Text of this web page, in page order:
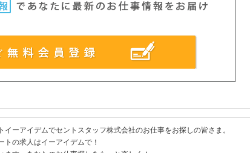
ーアイデムでセントスタッフ株式会社のお仕事をお探しの皆さま。
の求人はイーアイデムで！